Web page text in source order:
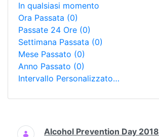
In qualsiasi momento
Ora Passata (0)
Passate 24 Ore (0)
Settimana Passata (0)
Mese Passato (0)
Anno Passato (0)
Intervallo Personalizzato…
Ricerca
Alcohol Prevention Day 2018